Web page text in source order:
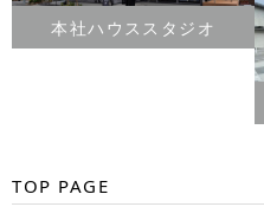
本社ハウススタジオ
TOP PAGE